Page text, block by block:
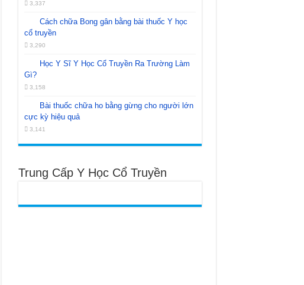
3,337
Cách chữa Bong gân bằng bài thuốc Y học
cổ truyền
3,290
Học Y Sĩ Y Học Cổ Truyền Ra Trường Làm
Gì?
3,158
Bài thuốc chữa ho bằng gừng cho người lớn
cực kỳ hiệu quả
3,141
Trung Cấp Y Học Cổ Truyền